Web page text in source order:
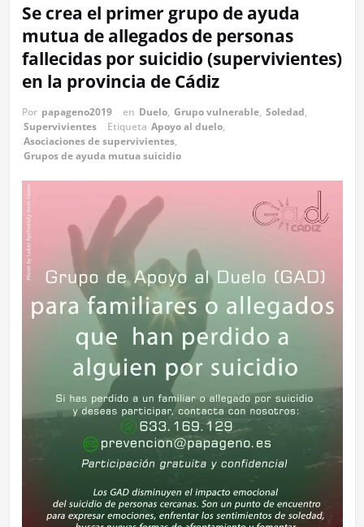
Se crea el primer grupo de ayuda
mutua de allegados de personas
fallecidas por suicidio (supervivientes)
en la provincia de Cádiz
Por papageno2019 en Duelo, Grupo vulnerable, Soledad,
Supervivientes
Etiqueta Apoyo al duelo,
Asociaciones de supervivientes,
Grupos de ayuda mutua suicidio